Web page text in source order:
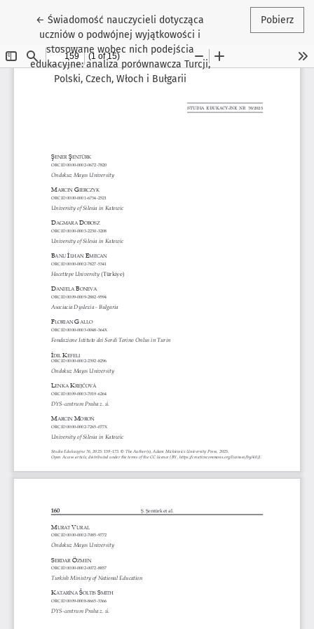
←Wróć do szczegółów artykułu
Świadomość nauczycieli dotycząca
uczniów o podwójnej wyjątkowości i
stosowane wobec nich podejścia
edukacyjne: analiza porównawcza Turcji,
Polski, Czech, Włoch i Bułgarii
Pobierz